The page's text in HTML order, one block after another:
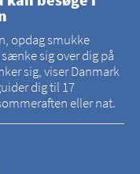
opdag smukke
sig over dig på
sig, viser Danmark
dig til 17
eller nat.